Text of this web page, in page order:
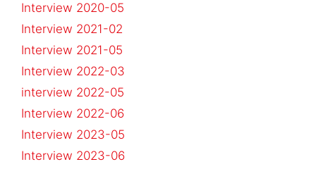
Interview 2020-05
Interview 2021-02
Interview 2021-05
Interview 2022-03
interview 2022-05
Interview 2022-06
Interview 2023-05
Interview 2023-06